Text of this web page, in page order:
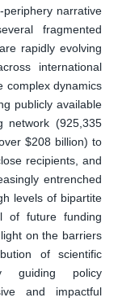
narrative
fragmented
rapidly evolving
international
complex dynamics
publicly available
network (925,335
$208 billion) to
recipients, and
entrenched
levels of bipartite
of future funding
on the barriers
of scientific
guiding policy
and impactful